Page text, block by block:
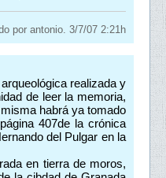
por antonio. 3/7/07 2:21h
realizada y
de leer la memoria,
habrá ya tomado
407de la crónica
del Pulgar en la
en tierra de moros,